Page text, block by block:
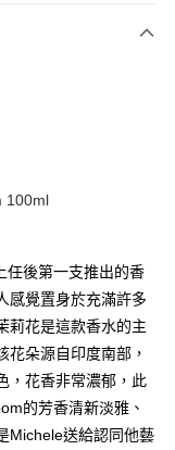
100ml
任後第一支推出的香
感覺置身於充滿許多
莉花是這款香水的主
花朵源自印度南部，
，花香非常濃郁，此
的芳香清新淡雅、
Michele送給認同他藝